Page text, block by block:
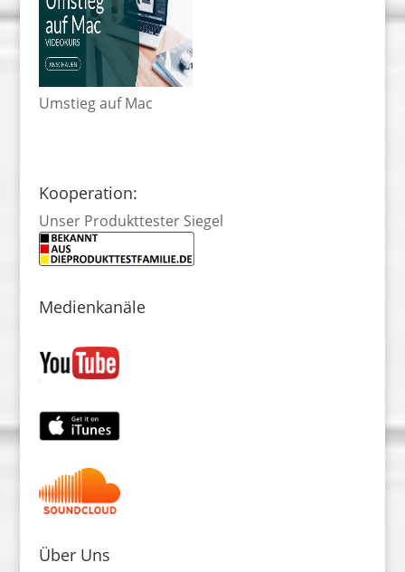
Umstieg auf Mac
Kooperation:
Unser Produkttester Siegel
Medienkanäle
Über Uns